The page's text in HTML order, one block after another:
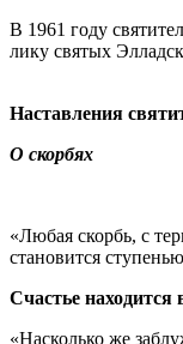
В 1961 году
лику святых
Наставления
О скорбях
«Любая скорбь, с
становится
Счастье находится
«Насколько же